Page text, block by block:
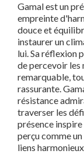
Gamal est un
empreinte
douce et
instaurer un
lui. Sa réflexion
de percevoir les
remarquable,
rassurante.
résistance
traverser les
présence
perçu comme
liens